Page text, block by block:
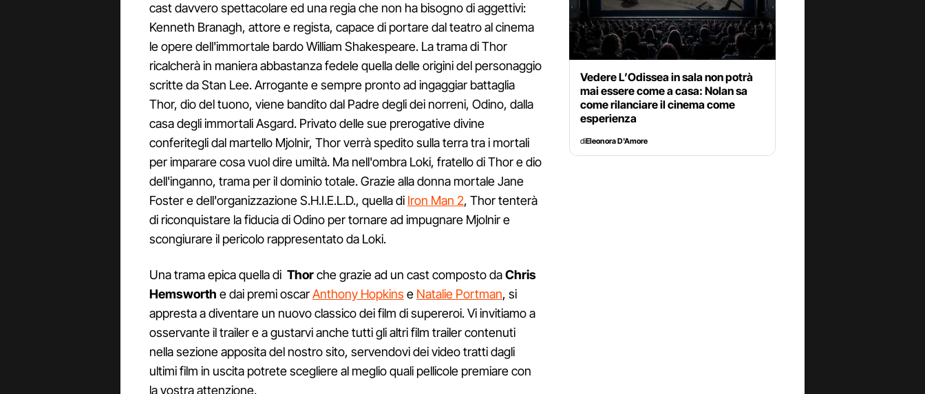
cast davvero spettacolare ed una regia che non ha bisogno di aggettivi:
Kenneth Branagh, attore e regista, capace di portare dal teatro al cinema
le opere dell'immortale bardo William Shakespeare. La trama di Thor
ricalcherà in maniera abbastanza fedele quella delle origini del personaggio
scritte da Stan Lee. Arrogante e sempre pronto ad ingaggiar battaglia
Thor, dio del tuono, viene bandito dal Padre degli dei norreni, Odino, dalla
casa degli immortali Asgard. Privato delle sue prerogative divine
conferitegli dal martello Mjolnir, Thor verrà spedito sulla terra tra i mortali
per imparare cosa vuol dire umiltà. Ma nell'ombra Loki, fratello di Thor e dio
dell'inganno, trama per il dominio totale. Grazie alla donna mortale Jane
Foster e dell'organizzazione S.H.I.E.L.D., quella di Iron Man 2, Thor tenterà
di riconquistare la fiducia di Odino per tornare ad impugnare Mjolnir e
scongiurare il pericolo rappresentato da Loki.
Una trama epica quella di Thorche grazie ad un cast composto daChris
Hemsworth e dai premi oscarAnthony Hopkins e Natalie Portman, si
appresta a diventare un nuovo classico dei film di supereroi. Vi invitiamo a
osservante il trailer e a gustarvi anche tutti gli altri film trailer contenuti
nella sezione apposita del nostro sito, servendovi dei video tratti dagli
ultimi film in uscita potrete scegliere al meglio quali pellicole premiare con
la vostra attenzione.
Vedere L’Odissea in sala non potrà
mai essere come a casa: Nolan sa
come rilanciare il cinema come
esperienza
diEleonora D'Amore